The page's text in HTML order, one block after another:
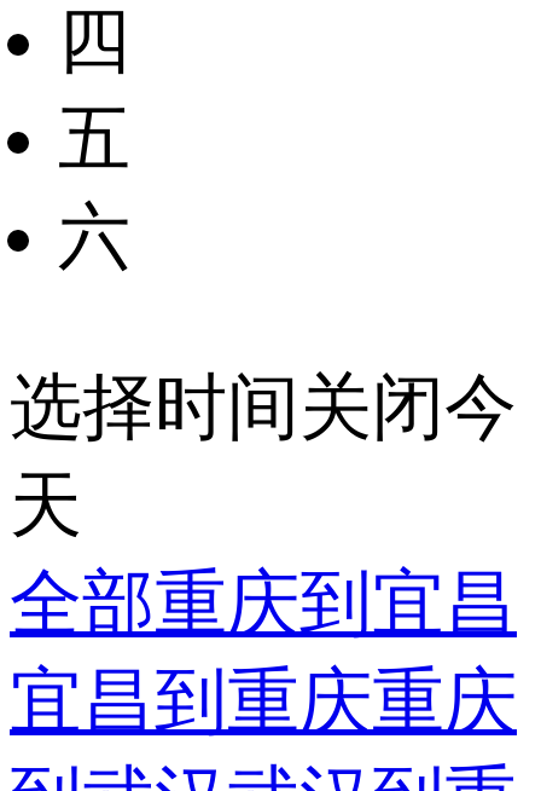
四
五
六
选择时间 关闭今
天
全部重庆到宜昌
宜昌到重庆重庆